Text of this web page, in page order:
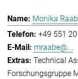
Monika
+49 551
mraabe@...
Technical
Forschungsgruppe